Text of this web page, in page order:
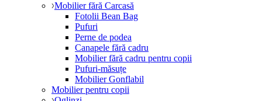
Mobilier fără Carcasă
Fotolii Bean Bag
Pufuri
Perne de podea
Canapele fără cadru
Mobilier fără cadru pentru copii
Pufuri-măsuțe
Mobilier Gonflabil
Mobilier pentru copii